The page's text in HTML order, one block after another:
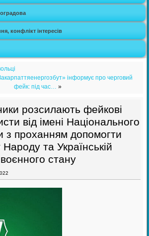
конфлікт інтересів
інформує про черговий
фейк: під час… »
розсилають фейкові
від імені Національного
з проханням допомогти
та Українській
стану